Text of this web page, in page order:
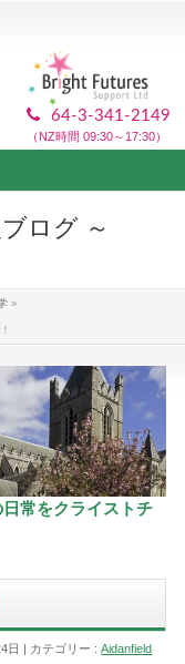
64-3-341-2149
（NZ時間 09:30～17:30）
ログ ～
»
常をクライストチ
日 カテゴリー :Aidanfield